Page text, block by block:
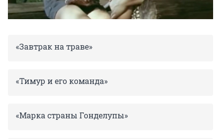
«Завтрак на траве»
«Тимур и его команда»
«Марка страны Гонделупы»